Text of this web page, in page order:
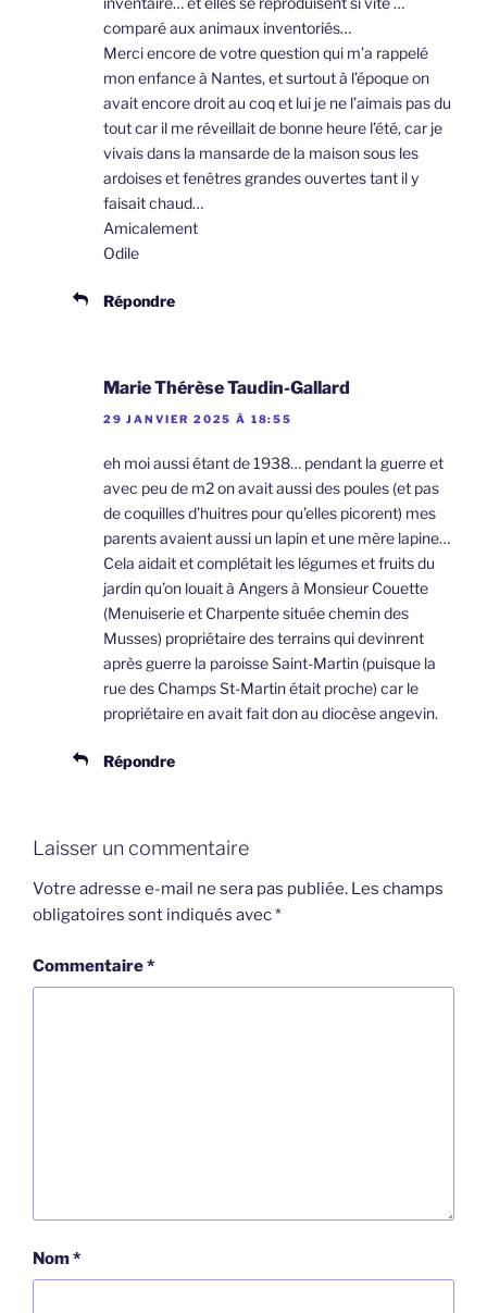
comparé aux animaux inventoriés…
Merci encore de votre question qui m’a rappelé
mon enfance à Nantes, et surtout à l’époque on
avait encore droit au coq et lui je ne l’aimais pas du
tout car il me réveillait de bonne heure l’été, car je
vivais dans la mansarde de la maison sous les
ardoises et fenêtres grandes ouvertes tant il y
faisait chaud…
Amicalement
Odile
Répondre
Marie Thérèse Taudin-Gallard
29 JANVIER 2025 À 18:55
eh moi aussi étant de 1938… pendant la guerre et
avec peu de m2 on avait aussi des poules (et pas
de coquilles d’huitres pour qu’elles picorent) mes
parents avaient aussi un lapin et une mère lapine…
Cela aidait et complétait les légumes et fruits du
jardin qu’on louait à Angers à Monsieur Couette
(Menuiserie et Charpente située chemin des
Musses) propriétaire des terrains qui devinrent
après guerre la paroisse Saint-Martin (puisque la
rue des Champs St-Martin était proche) car le
propriétaire en avait fait don au diocèse angevin.
Répondre
Laisser un commentaire
Votre adresse e-mail ne sera pas publiée. Les champs
obligatoires sont indiqués avec*
Commentaire*
Nom*